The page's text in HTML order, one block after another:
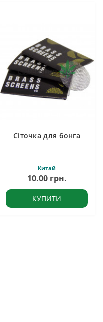
Сіточка для бонга
Китай
10.00 грн.
КУПИТИ